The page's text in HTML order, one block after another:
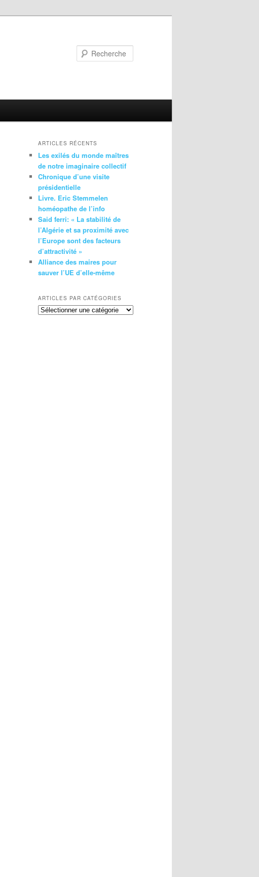
ARTICLES RÉCENTS
Les exilés du monde maîtres
de notre imaginaire collectif
Chronique d’une visite
présidentielle
Livre. Eric Stemmelen
homéopathe de l’info
Said ferri: « La stabilité de
l’Algérie et sa proximité avec
l’Europe sont des facteurs
d’attractivité »
Alliance des maires pour
sauver l’UE d’elle-même
ARTICLES PAR CATÉGORIES
Articles